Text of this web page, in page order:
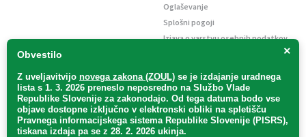
×
Obvestilo
Z uveljavitvijo novega zakona (ZOUL) se je izdajanje uradnega
lista s 1. 3. 2026 preneslo neposredno na Službo Vlade
Republike Slovenije za zakonodajo. Od tega datuma bodo vse
objave dostopne izključno v elektronski obliki na spletišču
Pravnega informacijskega sistema Republike Slovenije (PISRS),
tiskana izdaja pa se z 28. 2. 2026 ukinja.
Oglaševanje
Splošni pogoji
Izjava o varstvu osebnih podatkov
Uradni list d. o. o. – v likvidaciji / Vse pravice pridržane.